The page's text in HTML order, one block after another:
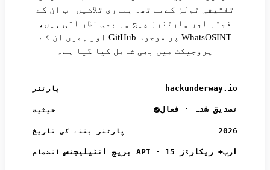
تفتیشی ٹولز کے ساتھ۔ ہماری تلاشیں اب ان کے
فوٹر اور پارٹنرز پیج پر بھی نظر آتی ہیں،
اور ہمیں ان کے GitHub پر موجود WhatsOSINT
پروجیکٹ میں بھی شامل کیا گیا ہے۔
پارٹنر hackunderway.io
حیثیت تصدیق شدہ · فعال
پارٹنر بننے کی تاریخ 2026
انضمام بریچ انٹیلیجنس API · 15 ارب+ ریکارڈز